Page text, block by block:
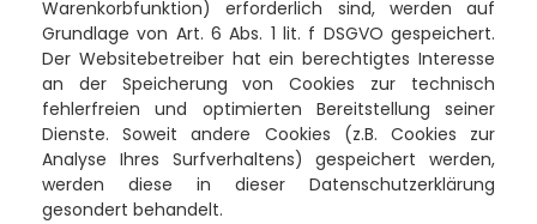
Warenkorbfunktion) erforderlich sind, werden auf
Grundlage von Art. 6 Abs. 1 lit. f DSGVO gespeichert.
Der Websitebetreiber hat ein berechtigtes Interesse
an der Speicherung von Cookies zur technisch
fehlerfreien und optimierten Bereitstellung seiner
Dienste. Soweit andere Cookies (z.B. Cookies zur
Analyse Ihres Surfverhaltens) gespeichert werden,
werden diese in dieser Datenschutzerklärung
gesondert behandelt.